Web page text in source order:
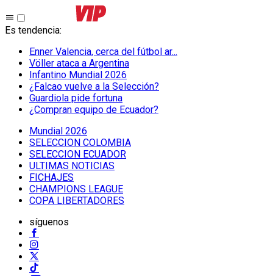
Es tendencia:
Enner Valencia, cerca del fútbol ar...
Völler ataca a Argentina
Infantino Mundial 2026
¿Falcao vuelve a la Selección?
Guardiola pide fortuna
¿Compran equipo de Ecuador?
Mundial 2026
SELECCION COLOMBIA
SELECCION ECUADOR
ULTIMAS NOTICIAS
FICHAJES
CHAMPIONS LEAGUE
COPA LIBERTADORES
síguenos